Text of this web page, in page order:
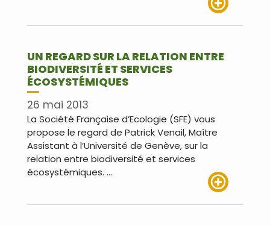
UN REGARD SUR LA RELATION ENTRE
BIODIVERSITÉ ET SERVICES
ÉCOSYSTÉMIQUES
26 mai 2013
La Société Française d’Ecologie (SFE) vous
propose le regard de Patrick Venail, Maître
Assistant à l’Université de Genève, sur la
relation entre biodiversité et services
écosystémiques. …